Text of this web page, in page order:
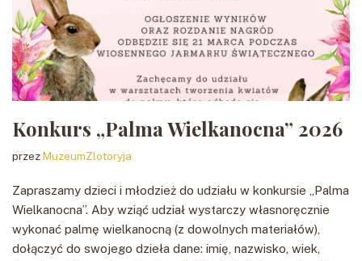
Konkurs „Palma Wielkanocna” 2026
przezMuzeumZlotoryja
Zapraszamy dzieci i młodzież do udziału w konkursie „Palma
Wielkanocna”. Aby wziąć udział wystarczy własnoręcznie
wykonać palmę wielkanocną (z dowolnych materiałów),
dołączyć do swojego dzieła dane: imię, nazwisko, wiek,